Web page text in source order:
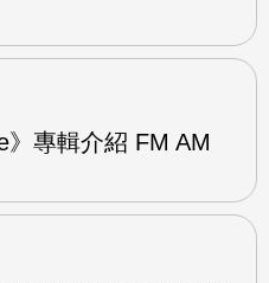
》專輯介紹 FM AM